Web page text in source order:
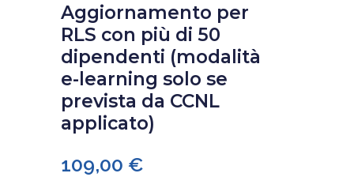
Aggiornamento per
RLS con più di 50
dipendenti (modalità
e-learning solo se
prevista da CCNL
applicato)
109,00 €